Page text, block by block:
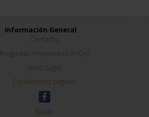
Información General
Contacto
Preguntas Frequentes (FAQs)
Aviso Legal
Condiciones Legales
Ayuda